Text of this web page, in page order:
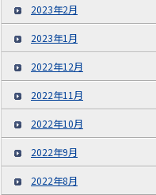
2023年2月
2023年1月
2022年12月
2022年11月
2022年10月
2022年9月
2022年8月